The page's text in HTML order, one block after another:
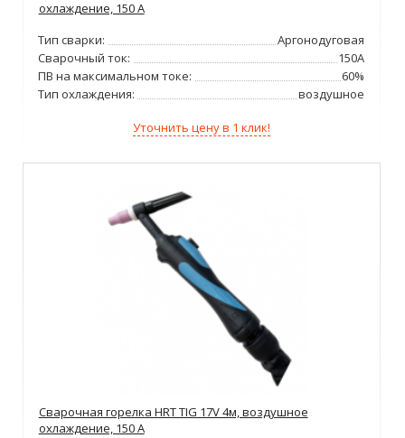
охлаждение, 150 А
Тип сварки:
Аргонодуговая
Сварочный ток:
150А
ПВ на максимальном токе:
60%
Тип охлаждения:
воздушное
Уточнить цену в 1 клик!
Сварочная горелка HRT TIG 17V 4м, воздушное
охлаждение, 150 А